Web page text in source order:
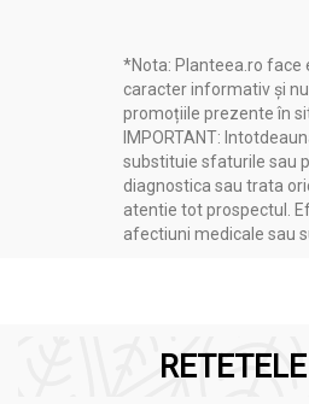
Pachet
Extract de
Celuloză
Săruri de
*Nota: Planteea.ro
caracter informativ și
promoțiile prezente în
IMPORTANT:
substituie sfaturile sau
diagnostica sau trata
atentie tot prospectul.
afectiuni medicale sau